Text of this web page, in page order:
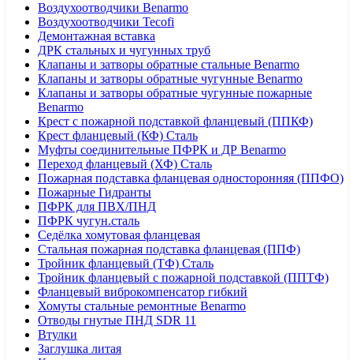
Воздухоотводчики Benarmo
Воздухоотводчики Tecofi
Демонтажная вставка
ДРК стальных и чугунных труб
Клапаны и затворы обратные стальные Benarmo
Клапаны и затворы обратные чугунные Benarmo
Клапаны и затворы обратные чугунные пожарные
Benarmo
Крест с пожарной подставкой фланцевый (ППКФ)
Крест фланцевый (КФ) Сталь
Муфты соединительные ПФРК и ДР Benarmo
Переход фланцевый (ХФ) Сталь
Пожарная подставка фланцевая односторонняя (ППФО)
Пожарные Гидранты
ПФРК для ПВХ/ПНД
ПФРК чугун.сталь
Седёлка хомутовая фланцевая
Стальная пожарная подставка фланцевая (ППФ)
Тройник фланцевый (ТФ) Сталь
Тройник фланцевый с пожарной подставкой (ППТФ)
Фланцевый виброкомпенсатор гибкий
Хомуты стальные ремонтные Benarmo
Отводы гнутые ПНД SDR 11
Втулки
Заглушка литая